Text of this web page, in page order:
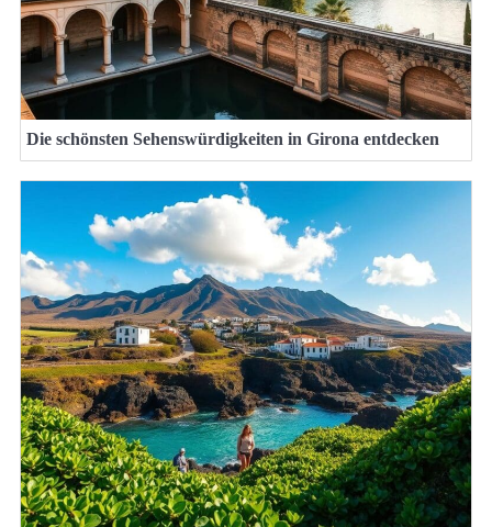
Die schönsten Sehenswürdigkeiten in Girona entdecken